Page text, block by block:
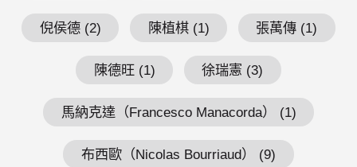
倪侯德 (2) 陳植棋 (1) 張萬傳 (1)
陳德旺 (1) 徐瑞憲 (3)
馬納克達（Francesco Manacorda） (1)
布西歐（Nicolas Bourriaud） (9)